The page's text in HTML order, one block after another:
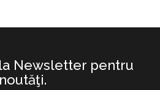
Newsletter pentru
noutăţi.